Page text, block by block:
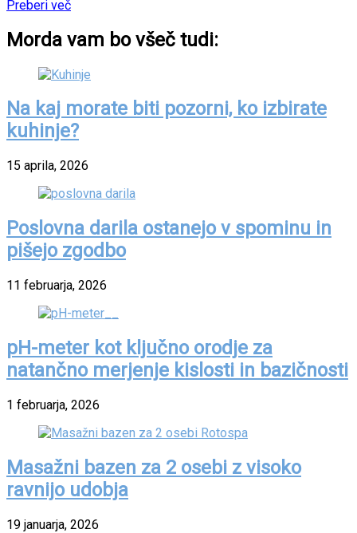
Preberi več
Morda vam bo všeč tudi:
Na kaj morate biti pozorni, ko izbirate
kuhinje?
15 aprila, 2026
Poslovna darila ostanejo v spominu in
pišejo zgodbo
11 februarja, 2026
pH-meter kot ključno orodje za
natančno merjenje kislosti in bazičnosti
1 februarja, 2026
Masažni bazen za 2 osebi z visoko
ravnijo udobja
19 januarja, 2026